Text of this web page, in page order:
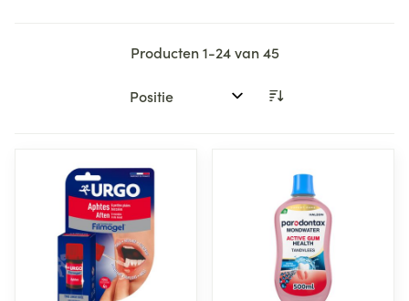
Producten1-24van45
Sorteer op: